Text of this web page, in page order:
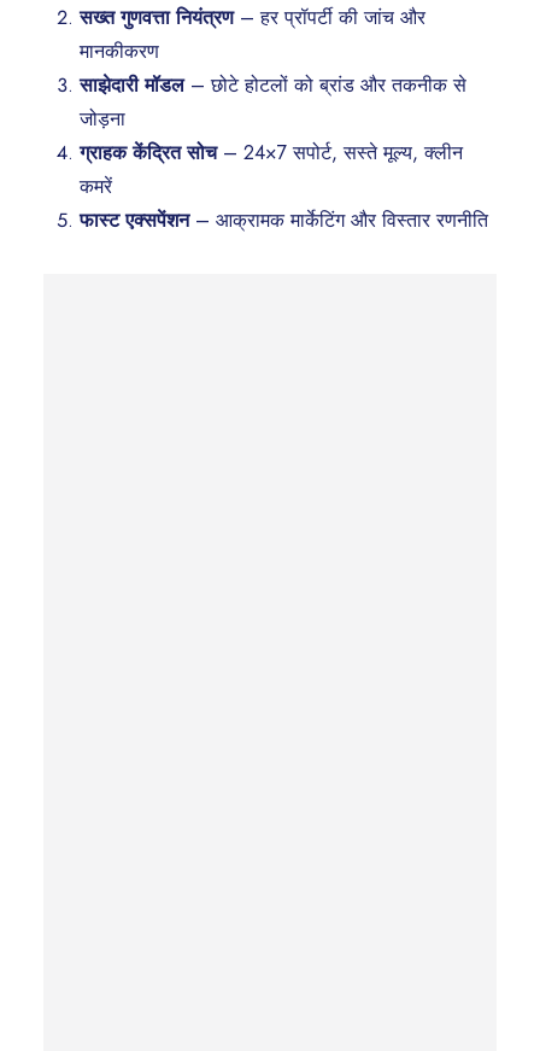
सख्त गुणवत्ता नियंत्रण– हर प्रॉपर्टी की जांच और
मानकीकरण
साझेदारी मॉडल– छोटे होटलों को ब्रांड और तकनीक से
जोड़ना
ग्राहक केंद्रित सोच– 24×7 सपोर्ट, सस्ते मूल्य, क्लीन
कमरें
फास्ट एक्सपेंशन– आक्रामक मार्केटिंग और विस्तार रणनीति